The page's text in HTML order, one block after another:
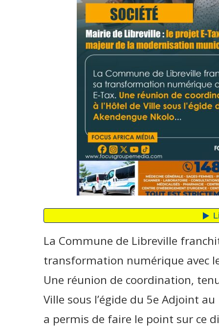
La Commune de Libreville
transformation numérique avec
Une réunion de coordination,
Ville sous l’égide du 5e Adjoint
a permis de faire le point sur ce